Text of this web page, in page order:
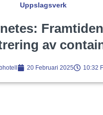
Uppslagsverk
av
20 Februari 2025 10:32